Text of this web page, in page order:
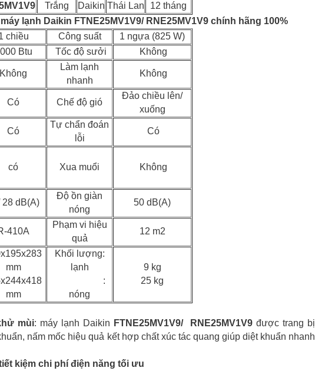
Trắng Daikin Thái Lan
12 tháng
lạnh ​Daikin FTNE25MV1V9/ RNE25MV1V9​ chính hãng 100%
chiều Công suất
1 ngựa (825 W)
Btu Tốc độ sưởi
Không
Không
Làm lạnh
nhanh
Không
Có Chế độ gió
Đảo chiều lên/
xuống
Có
Tự chẩn đoán
lỗi
Có
có Xua muổi Không
28 dB(A)
Độ ồn giàn
nóng
50 dB(A)
410A
Phạm vi hiệu
quả
12 m2
mm
mm
Khối lượng:
lạnh
:
nóng
9 kg
25 kg
mùi: máy lạnh Daikin FTNE25MV1V9/ RNE25MV1V9​ được trang bị
nấm mốc hiệu quả kết hợp chất xúc tác quang giúp diệt khuẩn nhanh
kiệm chi phí điện năng tối ưu